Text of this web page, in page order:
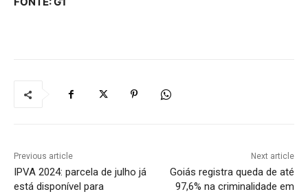
Previous article
IPVA 2024: parcela de julho já
está disponível para
Next article
Goiás registra queda de até
97,6% na criminalidade em